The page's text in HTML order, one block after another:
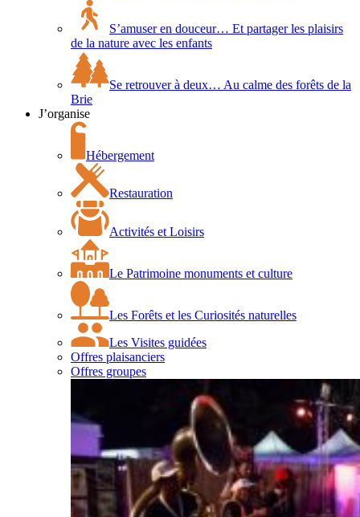
S’amuser en douceur… Et partager les plaisirs
de la nature avec les enfants
Se retrouver à deux… Au calme des forêts de la
Brie
J’organise
Hébergement
Restauration
Activités et Loisirs
Le Patrimoine monuments et culture
Les Forêts et les Curiosités naturelles
Les Visites guidées
Offres plaisanciers
Offres groupes